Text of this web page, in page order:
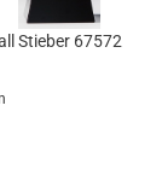
Stieber 67572